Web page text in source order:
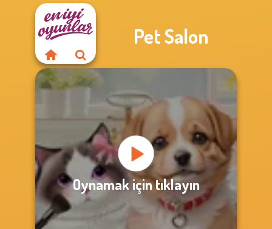
Pet Salon
Oynamak için tıklayın